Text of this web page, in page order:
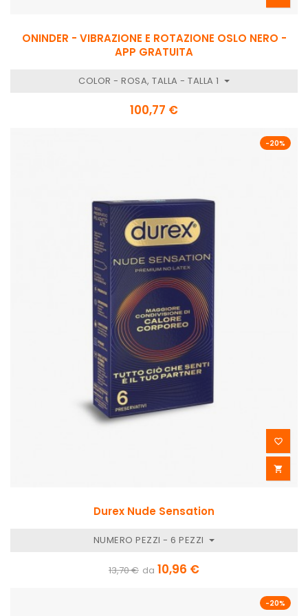
ONINDER - VIBRAZIONE E ROTAZIONE OSLO NERO -
APP GRATUITA
COLOR - ROSA, TALLA - TALLA 1
100,77 €
-20%


Durex Nude Sensation
NUMERO PEZZI - 6 PEZZI
13,70 € da 10,96 €
-20%